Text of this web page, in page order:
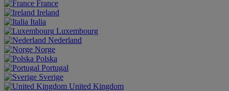
France
Ireland
Italia
Luxembourg
Nederland
Norge
Polska
Portugal
Sverige
United Kingdom